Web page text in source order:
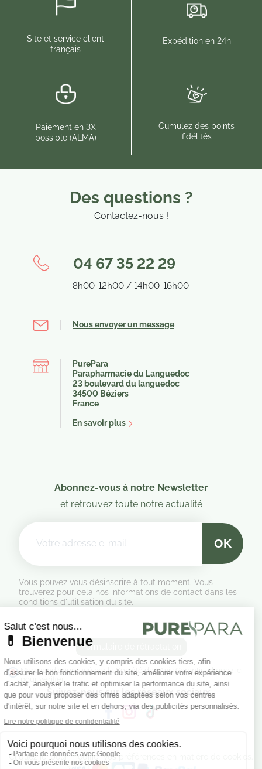
Site et service client
français
Expédition en 24h
Paiement en 3X
possible (ALMA)
Cumulez des points
fidélités
Des questions ?
Contactez-nous !
04 67 35 22 29
8h00-12h00 / 14h00-16h00
Nous envoyer un message
PurePara
Parapharmacie du Languedoc
23 boulevard du languedoc
34500 Béziers
France
En savoir plus
Abonnez-vous à notre Newsletter
et retrouvez toute notre actualité
Vous pouvez vous désinscrire à tout moment. Vous
trouverez pour cela nos informations de contact dans les
conditions d'utilisation du site.
Formulaire de rétractation
Marchand approuvé par la Société des Avis Garantis,cliquez ici
pour vérifier .
Suivez-nous sur les réseaux sociaux
Cliquez ici pour modifier vos préférences en matière de cookies.